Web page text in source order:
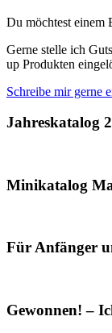
Du möchtest einem
Gerne stelle ich
up Produkten
Schreibe mir gerne
Jahreskatalog
Minikatalog
Für Anfänger
Gewonnen! –